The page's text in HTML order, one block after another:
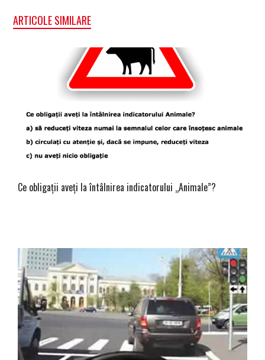
ARTICOLE SIMILARE
Ce obligaţii aveţi la întâlnirea indicatorului „Animale”?